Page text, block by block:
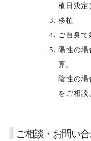
植日決定
移植
ご自身で
陽性の場
算。
陰性の場
をご相談
ご相談・お問い